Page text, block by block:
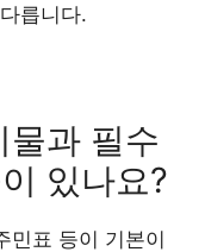
릅니다.
물과 필수
있나요?
민표 등이 기본이